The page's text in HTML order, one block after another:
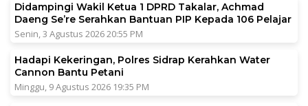
Didampingi Wakil Ketua 1 DPRD Takalar, Achmad
Daeng Se’re Serahkan Bantuan PIP Kepada 106 Pelajar
Senin, 3 Agustus 2026 20:55 PM
Hadapi Kekeringan, Polres Sidrap Kerahkan Water
Cannon Bantu Petani
Minggu, 9 Agustus 2026 19:35 PM